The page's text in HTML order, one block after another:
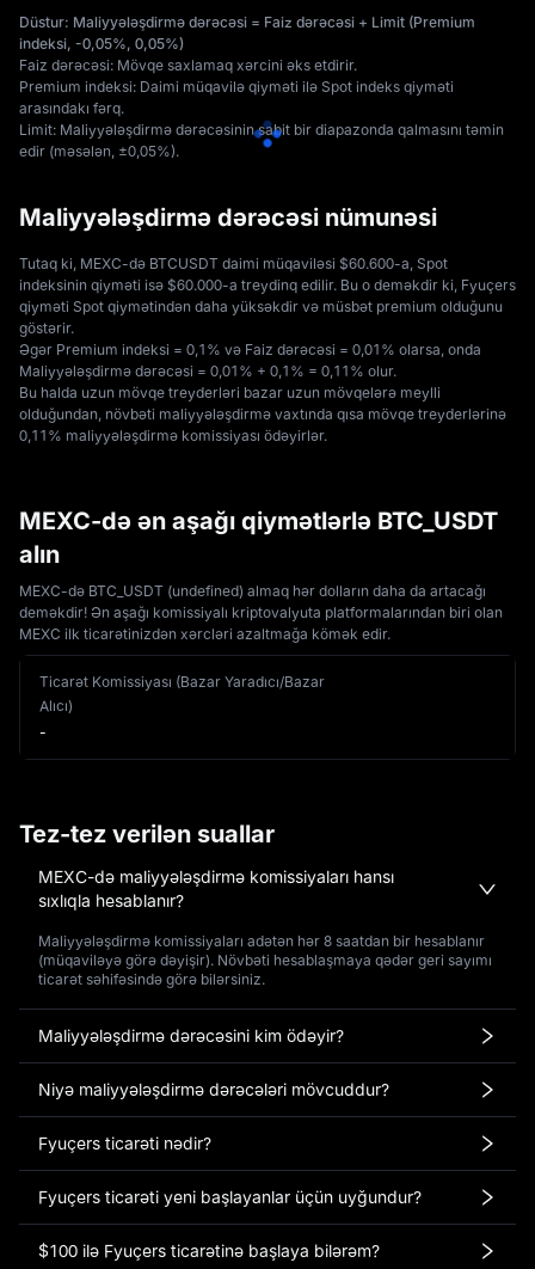
Düstur: Maliyyələşdirmə dərəcəsi = Faiz dərəcəsi + Limit (Premium
indeksi, -0,05%, 0,05%)
Faiz dərəcəsi: Mövqe saxlamaq xərcini əks etdirir.
Premium indeksi: Daimi müqavilə qiyməti ilə Spot indeks qiyməti
arasındakı fərq.
Limit: Maliyyələşdirmə dərəcəsinin sabit bir diapazonda qalmasını təmin
edir (məsələn, ±0,05%).
Maliyyələşdirmə dərəcəsi nümunəsi
Tutaq ki, MEXC-də BTCUSDT daimi müqaviləsi $60.600-a, Spot
indeksinin qiyməti isə $60.000-a treydinq edilir. Bu o deməkdir ki, Fyuçers
qiyməti Spot qiymətindən daha yüksəkdir və müsbət premium olduğunu
göstərir.
Əgər Premium indeksi = 0,1% və Faiz dərəcəsi = 0,01% olarsa, onda
Maliyyələşdirmə dərəcəsi = 0,01% + 0,1% = 0,11% olur.
Bu halda uzun mövqe treyderləri bazar uzun mövqelərə meylli
olduğundan, növbəti maliyyələşdirmə vaxtında qısa mövqe treyderlərinə
0,11% maliyyələşdirmə komissiyası ödəyirlər.
MEXC-də ən aşağı qiymətlərlə BTC_USDT
alın
MEXC-də BTC_USDT (undefined) almaq hər dolların daha da artacağı
deməkdir! Ən aşağı komissiyalı kriptovalyuta platformalarından biri olan
MEXC ilk ticarətinizdən xərcləri azaltmağa kömək edir.
Ticarət Komissiyası (Bazar Yaradıcı/Bazar
Alıcı)
-
Tez-tez verilən suallar
MEXC-də maliyyələşdirmə komissiyaları hansı
sıxlıqla hesablanır?
Maliyyələşdirmə komissiyaları adətən hər 8 saatdan bir hesablanır
(müqaviləyə görə dəyişir). Növbəti hesablaşmaya qədər geri sayımı
ticarət səhifəsində görə bilərsiniz.
Maliyyələşdirmə dərəcəsini kim ödəyir?
Niyə maliyyələşdirmə dərəcələri mövcuddur?
Fyuçers ticarəti nədir?
Fyuçers ticarəti yeni başlayanlar üçün uyğundur?
$100 ilə Fyuçers ticarətinə başlaya bilərəm?